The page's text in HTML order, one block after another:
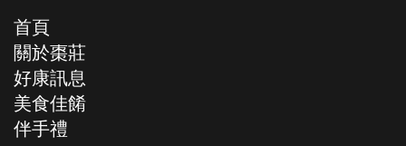
首頁
關於棗莊
好康訊息
美食佳餚
伴手禮